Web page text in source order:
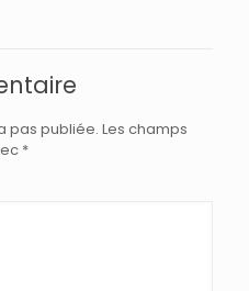
pas publiée. Les champs
*